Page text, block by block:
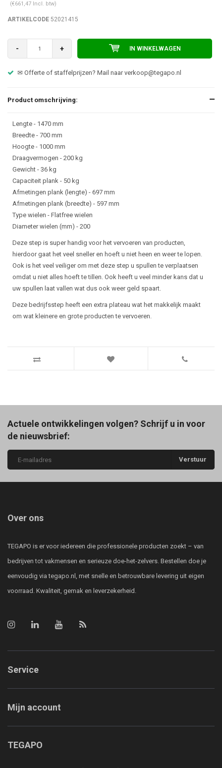
(€661,47 Incl. btw)
ARTIKELCODE 52021415
- + IN WINKELWAGEN
✉ Offerte of staffelprijzen? Mail naarverkoop@tegapo.nl
Product omschrijving:
Lengte - 1470 mm
Breedte - 700 mm
Hoogte - 1000 mm
Draagvermogen - 200 kg
Gewicht - 36 kg
Capaciteit plank - 50 kg
Afmetingen plank (lengte) - 697 mm
Afmetingen plank (breedte) - 597 mm
Type wielen - Flatfree wielen
Diameter wielen (mm) - 200
Deze step is super handig voor het vervoeren van producten,
hierdoor gaat het veel sneller en hoeft u niet heen en weer te lopen.
Ook is het veel veiliger om met deze step u spullen te verplaatsen
omdat u niet alles hoeft te tillen. Ook heeft u veel minder kans dat u
uw spullen laat vallen wat dus ook weer geld spaart.
Deze bedrijfsstep heeft een extra plateau wat het makkelijk maakt
om wat kleinere en grote producten te vervoeren.
Actuele ontwikkelingen volgen? Schrijf u in voor
de nieuwsbrief:
Verstuur
Over ons
TEGAPO is er voor iedereen die professionele producten zoekt – van
bedrijven tot vakmensen en serieuze doe-het-zelvers. Bestellen doe je
eenvoudig via tegapo.nl, met snelle en betrouwbare levering uit eigen
voorraad. Kwaliteit, gemak en leverzekerheid.
Service
Mijn account
TEGAPO